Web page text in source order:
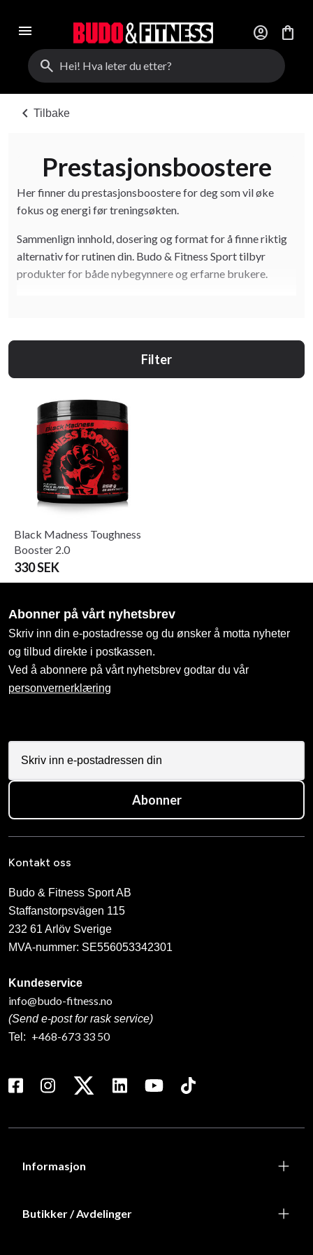
menu account_circle
shopping_bag
search
chevron_left Tilbake
Prestasjonsboostere
Her finner du prestasjonsboostere for deg som vil øke
fokus og energi før treningsøkten.
Sammenlign innhold, dosering og format for å finne riktig
alternativ for rutinen din. Budo & Fitness Sport tilbyr
produkter for både nybegynnere og erfarne brukere.
Filter
Black Madness Toughness
Booster 2.0
330 SEK
Abonner på vårt nyhetsbrev
Skriv inn din e-postadresse og du ønsker å motta nyheter
og tilbud direkte i postkassen.
Ved å abonnere på vårt nyhetsbrev godtar du vår
personvernerklæring
Abonner
Kontakt oss
Budo & Fitness Sport AB
Staffanstorpsvägen 115
232 61 Arlöv Sverige
MVA-nummer: SE556053342301
Kundeservice
info@budo-fitness.no
(Send e-post for rask service)
Tel: +468-673 33 50
Informasjon
Butikker / Avdelinger